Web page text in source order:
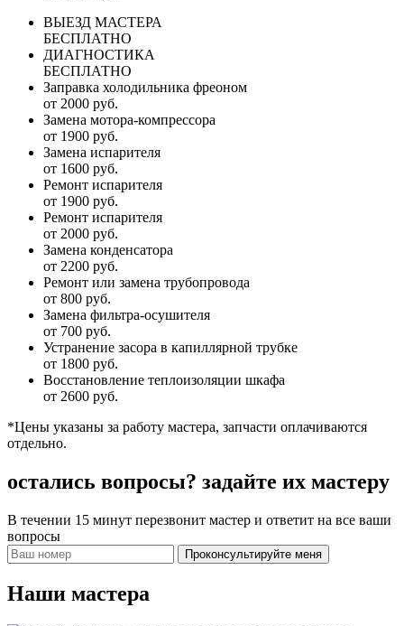
ВЫЕЗД МАСТЕРА
БЕСПЛАТНО
ДИАГНОСТИКА
БЕСПЛАТНО
Заправка холодильника фреоном
от 2000 руб.
Замена мотора-компрессора
от 1900 руб.
Замена испарителя
от 1600 руб.
Ремонт испарителя
от 1900 руб.
Ремонт испарителя
от 2000 руб.
Замена конденсатора
от 2200 руб.
Ремонт или замена трубопровода
от 800 руб.
Замена фильтра-осушителя
от 700 руб.
Устранение засора в капиллярной трубке
от 1800 руб.
Восстановление теплоизоляции шкафа
от 2600 руб.
*Цены указаны за работу мастера, запчасти оплачиваются
отдельно.
остались вопросы? задайте их мастеру
В течении 15 минут перезвонит мастер и ответит на все ваши
вопросы
Проконсультируйте меня
Наши мастера